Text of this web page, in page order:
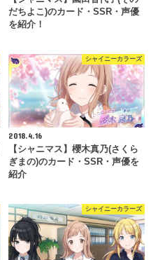
だちよこ)のカード・SSR・声優
を紹介！
シャイニーカラーズ
2018.4.16
【シャニマス】櫻木真乃(さくら
ぎまの)のカード・SSR・声優を
紹介
シャイニーカラーズ